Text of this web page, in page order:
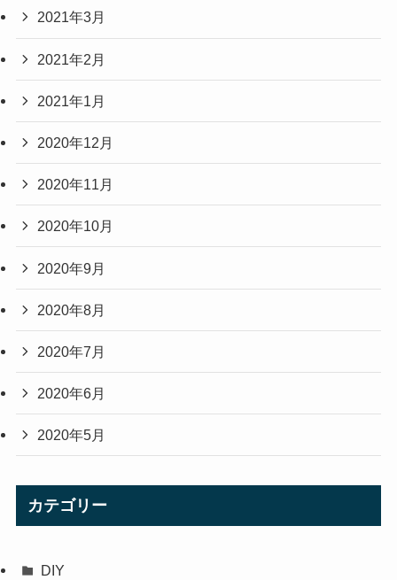
2021年3月
2021年2月
2021年1月
2020年12月
2020年11月
2020年10月
2020年9月
2020年8月
2020年7月
2020年6月
2020年5月
カテゴリー
DIY